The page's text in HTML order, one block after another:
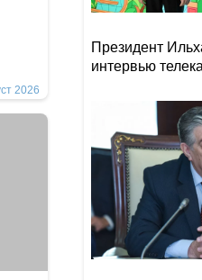
2026
Президент
интервью